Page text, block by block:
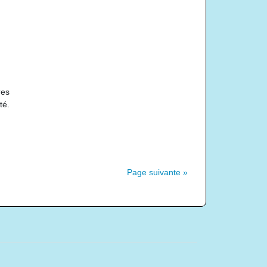
Page suivante »